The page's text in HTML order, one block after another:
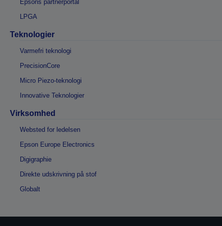
Epsons partnerportal
LPGA
Teknologier
Varmefri teknologi
PrecisionCore
Micro Piezo-teknologi
Innovative Teknologier
Virksomhed
Websted for ledelsen
Epson Europe Electronics
Digigraphie
Direkte udskrivning på stof
Globalt